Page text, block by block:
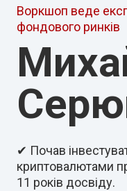
Воркшоп веде
фондового ринків
✔ Почав
криптовалютами
11 років досвіду.